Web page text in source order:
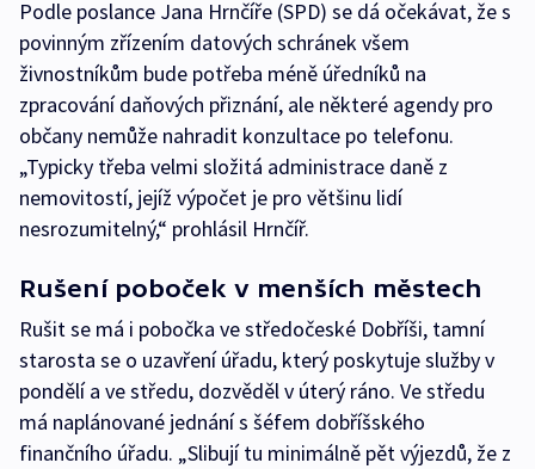
Podle poslance Jana Hrnčíře (SPD) se dá očekávat, že s
povinným zřízením datových schránek všem
živnostníkům bude potřeba méně úředníků na
zpracování daňových přiznání, ale některé agendy pro
občany nemůže nahradit konzultace po telefonu.
„Typicky třeba velmi složitá administrace daně z
nemovitostí, jejíž výpočet je pro většinu lidí
nesrozumitelný,“ prohlásil Hrnčíř.
Rušení poboček v menších městech
Rušit se má i pobočka ve středočeské Dobříši, tamní
starosta se o uzavření úřadu, který poskytuje služby v
pondělí a ve středu, dozvěděl v úterý ráno. Ve středu
má naplánované jednání s šéfem dobříšského
finančního úřadu. „Slibují tu minimálně pět výjezdů, že z